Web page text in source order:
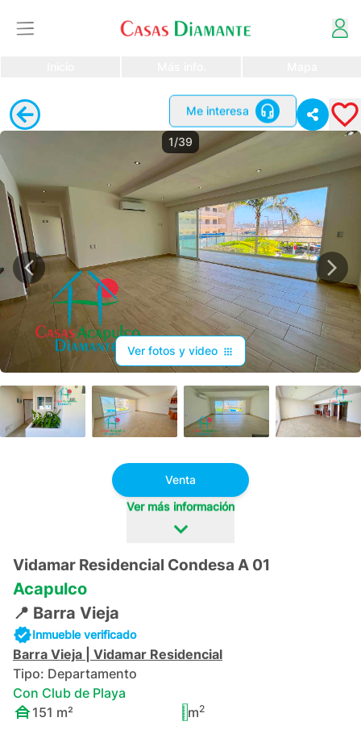
Me interesa
1/39
Ver fotos y video
Venta
Ver más información
Vidamar Residencial Condesa A 01
Acapulco
📍 Barra Vieja
Inmueble verificado
Barra Vieja
Vidamar Residencial
Tipo: Departamento
Con Club de Playa
151 m² m2